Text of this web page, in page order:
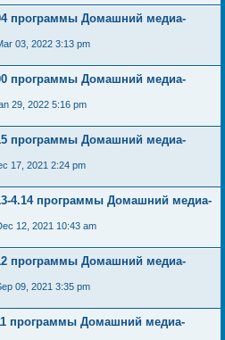
программы Домашний медиа-
03, 2022 3:13 pm
программы Домашний медиа-
29, 2022 5:16 pm
программы Домашний медиа-
17, 2021 2:24 pm
4.14 программы Домашний медиа-
12, 2021 10:43 am
программы Домашний медиа-
09, 2021 3:35 pm
программы Домашний медиа-